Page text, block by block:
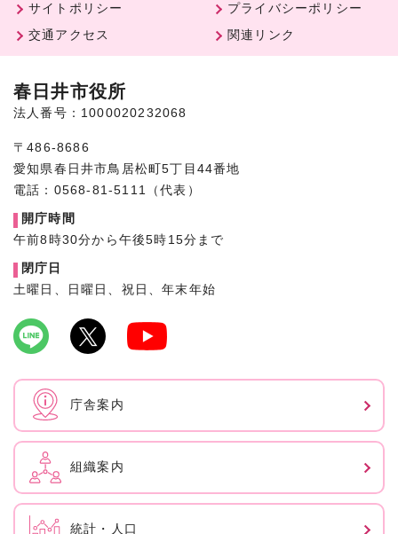
サイトポリシー
プライバシーポリシー
交通アクセス
関連リンク
春日井市役所
法人番号：1000020232068
〒486-8686
愛知県春日井市鳥居松町5丁目44番地
電話：0568-81-5111（代表）
開庁時間
午前8時30分から午後5時15分まで
閉庁日
土曜日、日曜日、祝日、年末年始
庁舎案内
組織案内
統計・人口